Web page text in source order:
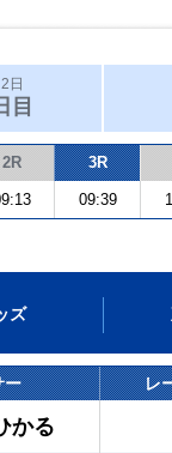
日
目
2R 3R
09:39
ズ
ー レ
かる